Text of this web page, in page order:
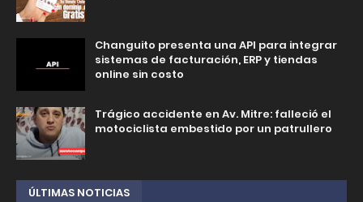
Changuito presenta una API para integrar
sistemas de facturación, ERP y tiendas
online sin costo
Trágico accidente en Av. Mitre: falleció el
motociclista embestido por un patrullero
ÚLTIMAS NOTICIAS